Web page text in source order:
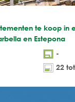
te koop in
en Estepona
-
22